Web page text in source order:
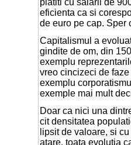
eficienta ca si
de euro pe cap. Sper
Capitalismul a
gindite de om, din
exemplu
vreo cincizeci de
exemplu
exemple mai mult
Doar ca nici una
cit densitatea
lipsit de valoare, si
atare, toata evolutia